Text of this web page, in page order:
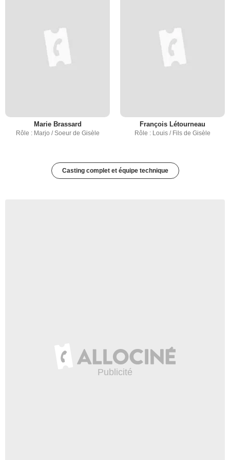
Marie Brassard
Rôle : Marjo / Soeur de Gisèle
François Létourneau
Rôle : Louis / Fils de Gisèle
Casting complet et équipe technique